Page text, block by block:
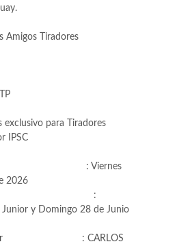
Amigos Tiradores
exclusivo para Tiradores
IPSC
: Viernes
2026
Match :
Junior y Domingo 28 de Junio
: CARLOS